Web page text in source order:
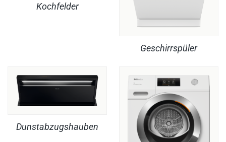
Kochfelder
Geschirrspüler
Dunstabzugshauben